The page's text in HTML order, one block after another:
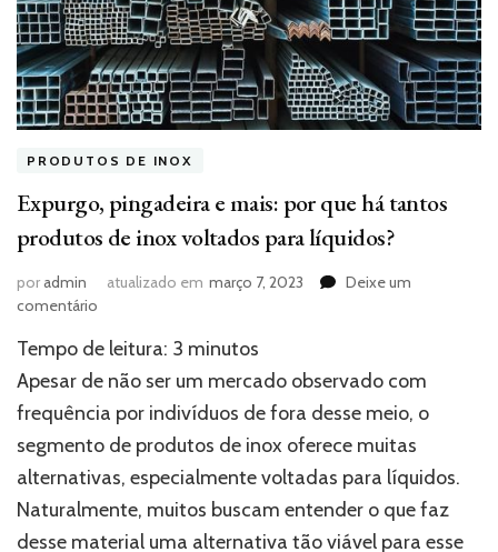
PRODUTOS DE INOX
Expurgo, pingadeira e mais: por que há tantos
produtos de inox voltados para líquidos?
poradmin atualizado em março 7, 2023
Deixe um
comentário
pingadeira
e
por
que
tantos
produtos
de
Tempo de leitura: 3 minutos
Apesar de não ser um mercado observado com
frequência por indivíduos de fora desse meio, o
segmento de produtos de inox oferece muitas
alternativas, especialmente voltadas para líquidos.
Naturalmente, muitos buscam entender o que faz
desse material uma alternativa tão viável para esse